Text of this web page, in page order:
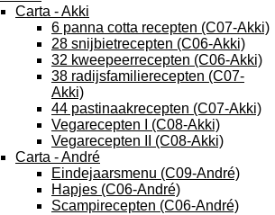
Carta - Akki
6 panna cotta recepten (C07-Akki)
28 snijbietrecepten (C06-Akki)
32 kweepeerrecepten (C06-Akki)
38 radijsfamilierecepten (C07-
Akki)
44 pastinaakrecepten (C07-Akki)
Vegarecepten I (C08-Akki)
Vegarecepten II (C08-Akki)
Carta - André
Eindejaarsmenu (C09-André)
Hapjes (C06-André)
Scampirecepten (C06-André)